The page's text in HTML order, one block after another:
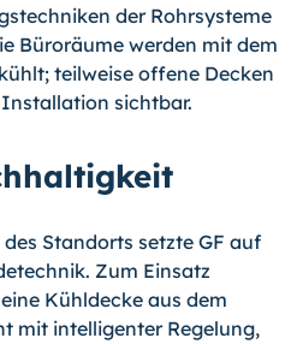
der Rohrsysteme
Büroräume werden mit dem
teilweise offene Decken
sichtbar.
Standorts setzte GF auf
Zum Einsatz
Kühldecke aus dem
mit intelligenter Regelung,